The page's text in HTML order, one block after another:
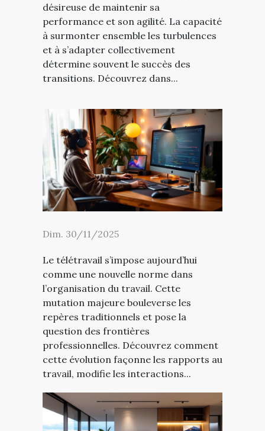
désireuse de maintenir sa
performance et son agilité. La capacité
à surmonter ensemble les turbulences
et à s’adapter collectivement
détermine souvent le succès des
transitions. Découvrez dans...
Dim. 30/11/2025
Le télétravail s’impose aujourd’hui
comme une nouvelle norme dans
l’organisation du travail. Cette
mutation majeure bouleverse les
repères traditionnels et pose la
question des frontières
professionnelles. Découvrez comment
cette évolution façonne les rapports au
travail, modifie les interactions...